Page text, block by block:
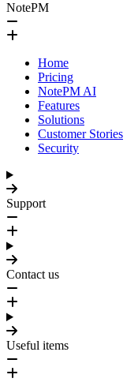
NotePM
Home
Pricing
NotePM AI
Features
Solutions
Customer Stories
Security
Support
Contact us
Useful items